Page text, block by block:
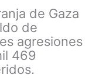
de Gaza
de
agresiones
469